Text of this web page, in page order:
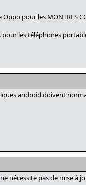
pour les MONTRES
les téléphones
android doivent
nécessite pas de mise à